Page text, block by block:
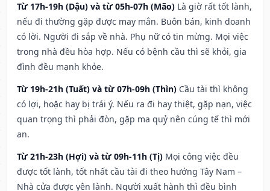
Từ 17h-19h (Dậu) và từ 05h-07h (Mão) Là giờ rất tốt lành,
nếu đi thường gặp được may mắn. Buôn bán, kinh doanh
có lời. Người đi sắp về nhà. Phụ nữ có tin mừng. Mọi việc
trong nhà đều hòa hợp. Nếu có bệnh cầu thì sẽ khỏi, gia
đình đều mạnh khỏe.
Từ 19h-21h (Tuất) và từ 07h-09h (Thìn) Cầu tài thì không
có lợi, hoặc hay bị trái ý. Nếu ra đi hay thiệt, gặp nạn, việc
quan trọng thì phải đòn, gặp ma quỷ nên cúng tế thì mới
an.
Từ 21h-23h (Hợi) và từ 09h-11h (Tị) Mọi công việc đều
được tốt lành, tốt nhất cầu tài đi theo hướng Tây Nam –
Nhà cửa được yên lành. Người xuất hành thì đều bình